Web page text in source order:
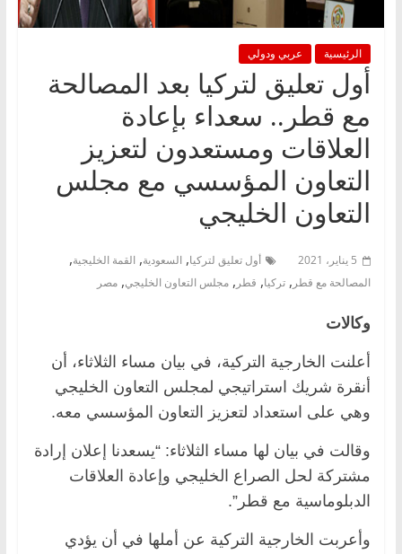
الرئيسية عربي ودولي
أول تعليق لتركيا بعد المصالحة
مع قطر.. سعداء بإعادة
العلاقات ومستعدون لتعزيز
التعاون المؤسسي مع مجلس
التعاون الخليجي
5 يناير، 2021 أول تعليق لتركيا, السعودية, القمة الخليجية,
المصالحة مع قطر , تركيا, قطر , مجلس التعاون الخليجي, مصر
وكالات
أعلنت الخارجية التركية، في بيان مساء الثلاثاء، أن
أنقرة شريك استراتيجي لمجلس التعاون الخليجي
وهي على استعداد لتعزيز التعاون المؤسسي معه.
وقالت في بيان لها مساء الثلاثاء: “يسعدنا إعلان إرادة
مشتركة لحل الصراع الخليجي وإعادة العلاقات
الدبلوماسية مع قطر”.
وأعربت الخارجية التركية عن أملها في أن يؤدي